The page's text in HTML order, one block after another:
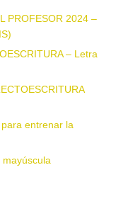
PROFESOR 2024 –
– Letra
entrenar la